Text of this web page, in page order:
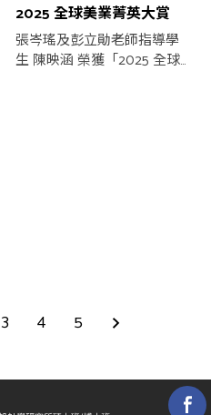
2025 全球美業菁英大賞
張岑瑤及彭立勛老師指導學
生 陳映涵 榮獲「2025 全球
3 4 5